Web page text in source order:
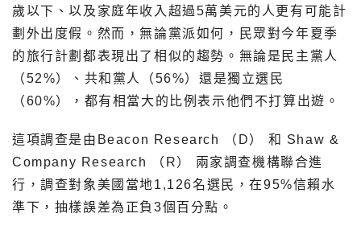
歲以下、以及家庭年收入超過5萬美元的人更有可能計
劃外出度假。然而，無論黨派如何，民眾對今年夏季
的旅行計劃都表現出了相似的趨勢。無論是民主黨人
（52%）、共和黨人（56%）還是獨立選民
（60%），都有相當大的比例表示他們不打算出遊。
這項調查是由Beacon Research （D） 和 Shaw &
Company Research （R） 兩家調查機構聯合進
行，調查對象美國當地1,126名選民，在95%信賴水
準下，抽樣誤差為正負3個百分點。